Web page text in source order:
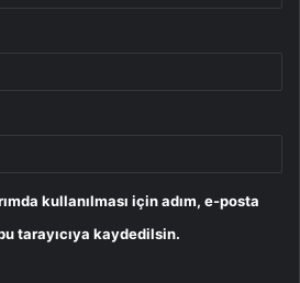
kullanılması için adım, e-posta
tarayıcıya kaydedilsin.